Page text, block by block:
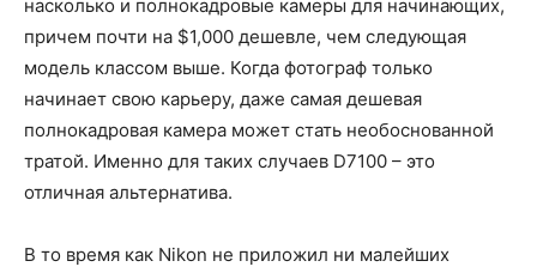
насколько и полнокадровые камеры для начинающих,
причем почти на $1,000 дешевле, чем следующая
модель классом выше. Когда фотограф только
начинает свою карьеру, даже самая дешевая
полнокадровая камера может стать необоснованной
тратой. Именно для таких случаев D7100 – это
отличная альтернатива.
В то время как Nikon не приложил ни малейших